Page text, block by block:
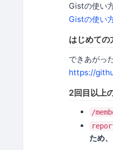
Gistの使い
Gistの使い
はじめての
できあがっ
https://
2回目以上
/
ため